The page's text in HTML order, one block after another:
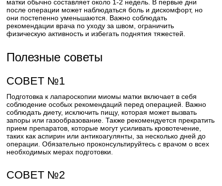
матки обычно составляет около 1-2 недель. В первые дни
после операции может наблюдаться боль и дискомфорт, но
они постепенно уменьшаются. Важно соблюдать
рекомендации врача по уходу за швом, ограничить
физическую активность и избегать поднятия тяжестей.
Полезные советы
СОВЕТ №1
Подготовка к лапароскопии миомы матки включает в себя
соблюдение особых рекомендаций перед операцией. Важно
соблюдать диету, исключить пищу, которая может вызвать
запоры или газообразование. Также рекомендуется прекратить
прием препаратов, которые могут усиливать кровотечение,
таких как аспирин или антикоагулянты, за несколько дней до
операции. Обязательно проконсультируйтесь с врачом о всех
необходимых мерах подготовки.
СОВЕТ №2